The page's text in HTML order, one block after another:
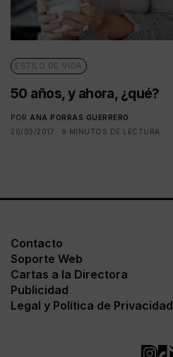
ESTILO DE VIDA
50 años, y ahora, ¿qué?
POR ANA PORRAS GUERRERO
20/03/2017
9 MINUTOS DE LECTURA
Contacto
Soporte Web
Cartas a la Directora
Publicidad
Legal y Política de Privacidad